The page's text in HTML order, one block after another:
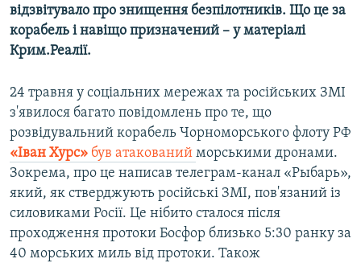
відзвітувало про знищення безпілотників. Що це за
корабель і навіщо призначений – у матеріалі
Крим.Реалії.
24 травня у соціальних мережах та російських ЗМІ
з'явилося багато повідомлень про те, що
розвідувальний корабель Чорноморського флоту РФ
«Іван Хурс» був атакований морськими дронами.
Зокрема, про це написав телеграм-канал «Рыбарь»,
який, як стверджують російські ЗМІ, пов'язаний із
силовиками Росії. Це нібито сталося після
проходження протоки Босфор близько 5:30 ранку за
40 морських миль від протоки. Також